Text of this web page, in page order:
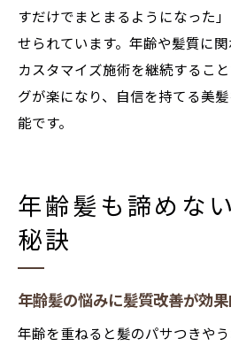
すだけでまとまるようになった
せられています。年齢や髪質に
カスタマイズ施術を継続するこ
グが楽になり、自信を持てる美
能です。
年齢髪も諦めな
秘訣
年齢髪の悩みに髪質改善が効
年齢を重ねると髪のパサつきや